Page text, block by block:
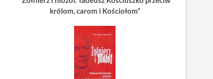
królom, carom i Kościołom”